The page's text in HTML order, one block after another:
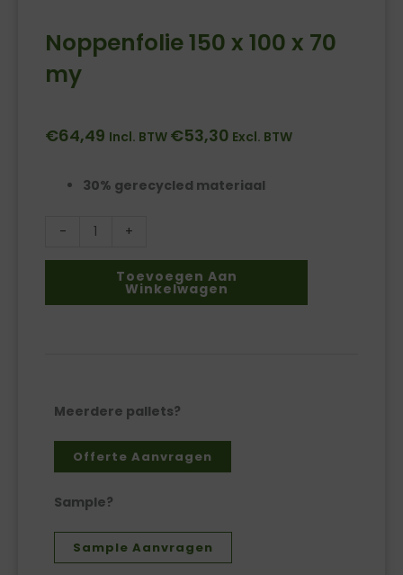
Noppenfolie 150 x 100 x 70
my
€64,49 Incl. BTW €53,30 Excl. BTW
30% gerecycled materiaal
-
aantal
+
Toevoegen Aan
Winkelwagen
Meerdere pallets?
Offerte Aanvragen
Sample?
Sample Aanvragen